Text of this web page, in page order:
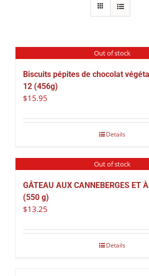
Out of stock
Biscuits pépites de chocolat
12 (456g)
$15.95
Details
Out of stock
GÂTEAU AUX CANNEBERGES ET
(550 g)
$13.25
Details